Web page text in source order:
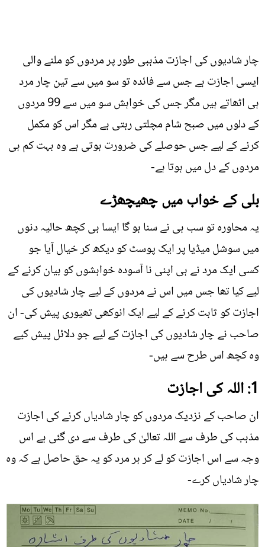
چار شادیوں کی اجازت مذہبی طور پر مردوں کو ملنے والی
ایسی اجازت ہے جس سے فائدہ تو سو میں سے تین چار مرد
ہی اٹھاتے ہیں مگر جس کی خواہش سو میں سے 99 مردوں
کے دلوں میں صبح شام مچلتی رہتی ہے مگر اس کو مکمل
کرنے کے لیے جس حوصلے کی ضرورت ہوتی ہے وہ بہت کم ہی
مردوں کے دل میں ہوتا ہے-
بلی کے خواب میں چھیچھڑے
یہ محاورہ تو سب ہی نے سنا ہو گا ایسا ہی کچھ حالیہ دنوں
میں سوشل میڈيا پر ایک پوسٹ کو دیکھ کر خیال آیا جو
کسی ایک مرد نے ہی اپنی نا آسودہ خواہشوں کو بیان کرنے کے
لیے کیا تھا جس میں اس نے مردوں کے لیے چار شادیوں کی
اجازت کو ثابت کرنے کے لیے ایک انوکھی تھیوری پیش کی- ان
صاحب نے چار شادیوں کی اجازت کے لیے جو دلائل پیش کیے
وہ کچھ اس طرح سے ہیں-
1: اللہ کی اجازت
ان صاحب کے نزدیک مردوں کو چار شادیاں کرنے کی اجازت
مذہب کی طرف سے اللہ تعالیٰ کی طرف سے دی گئی ہے اس
وجہ سے اس اجازت کو لے کر ہر مرد کو یہ حق حاصل ہے کہ وہ
چار شادیاں کرے-